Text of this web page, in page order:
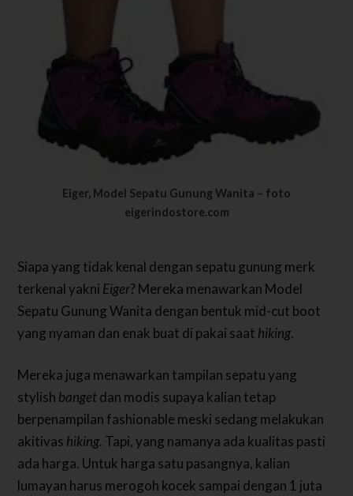
Eiger, Model Sepatu Gunung Wanita – foto
eigerindostore.com
Siapa yang tidak kenal dengan sepatu gunung merk
terkenal yakni Eiger? Mereka menawarkan Model
Sepatu Gunung Wanita dengan bentuk mid-cut boot
yang nyaman dan enak buat di pakai saat hiking.
Mereka juga menawarkan tampilan sepatu yang
stylish bangetdan modis supaya kalian tetap
berpenampilan fashionable meski sedang melakukan
akitivas hiking. Tapi, yang namanya ada kualitas pasti
ada harga. Untuk harga satu pasangnya, kalian
lumayan harus merogoh kocek sampai dengan 1 juta